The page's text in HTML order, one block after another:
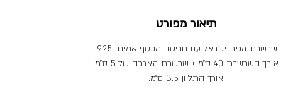
תיאור מפורט
שרשרת מפת ישראל עם חריטה מכסף אמיתי 925.
אורך השרשרת 40 ס״מ + שרשרת הארכה של 5 ס״מ.
אורך התליון 3.5 ס״מ.